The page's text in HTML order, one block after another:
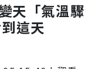
天「氣溫驟
這天